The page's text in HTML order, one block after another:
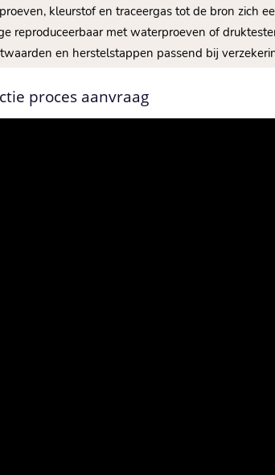
kleurstof en traceergas tot de bron zich
reproduceerbaar met waterproeven of
en herstelstappen passend bij
proces aanvraag